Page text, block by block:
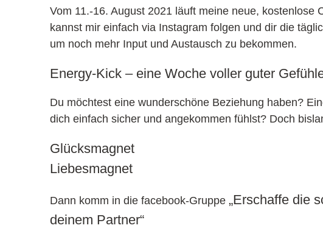
Vom 11.-16. August 2021 läuft meine neue, kostenlose
kannst mir einfach via Instagram folgen und dir die
um noch mehr Input und Austausch zu bekommen.
Energy-Kick – eine Woche voller guter
Du möchtest eine wunderschöne Beziehung haben?
dich einfach sicher und angekommen fühlst? Doch
Glücksmagnet
Liebesmagnet
Dann komm in die facebook-Gruppe „Erschaffe die
deinem Partner“